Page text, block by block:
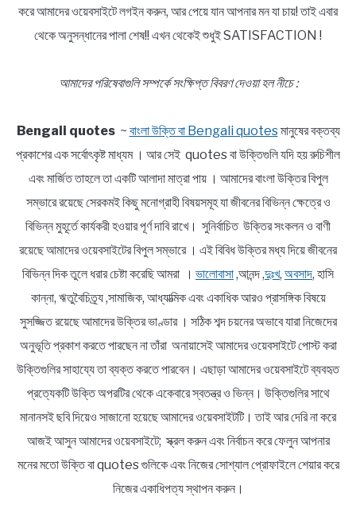
করে আমাদের ওয়েবসাইটে লগইন করুন, আর পেয়ে যান আপনার মন যা চায়! তাই এবার
থেকে অনুসন্ধানের পালা শেষ!! এখন থেকেই শুধুই SATISFACTION !
আমাদের পরিষেবাগুলি সম্পর্কে সংক্ষিপ্ত বিবরণ দেওয়া হল নীচে :
Bengali quotes~ বাংলা উক্তি বা Bengali quotesমানুষের বক্তব্য
প্রকাশের এক সর্বোৎকৃষ্ট মাধ্যম । আর সেই quotes বা উক্তিগুলি যদি হয় রুচিশীল
এবং মার্জিত তাহলে তা একটি আলাদা মাত্রা পায় । আমাদের বাংলা উক্তির বিপুল
সম্ভারে রয়েছে সেরকমই কিছু মনোগ্রাহী বিষয়সমূহ যা জীবনের বিভিন্ন ক্ষেত্রে ও
বিভিন্ন মুহূর্তে কার্যকরী হওয়ার পূর্ণ দাবি রাখে। সুনির্বাচিত উক্তির সংকলন ও বাণী
রয়েছে আমাদের ওয়েবসাইটের বিপুল সম্ভারে । এই বিবিধ উক্তির মধ্য দিয়ে জীবনের
বিভিন্ন দিক তুলে ধরার চেষ্টা করেছি আমরা । ভালোবাসা,আনন্দ ,দুঃখ, অবসাদ, হাসি
কান্না, ঋতুবৈচিত্র্য ,সামাজিক, আধ্যাত্মিক এবং একাধিক আরও প্রাসঙ্গিক বিষয়ে
সুসজ্জিত রয়েছে আমাদের উক্তির ভাণ্ডার । সঠিক শব্দ চয়নের অভাবে যারা নিজেদের
অনুভূতি প্রকাশ করতে পারছেন না তাঁরা অনায়াসেই আমাদের ওয়েবসাইটে পোস্ট করা
উক্তিগুলির সাহায্যে তা ব্যক্ত করতে পারবেন। এছাড়া আমাদের ওয়েবসাইটে ব্যবহৃত
প্রত্যেকটি উক্তি অপরটির থেকে একেবারে স্বতন্ত্র ও ভিন্ন। উক্তিগুলির সাথে
মানানসই ছবি দিয়েও সাজানো হয়েছে আমাদের ওয়েবসাইটটি। তাই আর দেরি না করে
আজই আসুন আমাদের ওয়েবসাইটে; স্ক্রল করুন এবং নির্বাচন করে ফেলুন আপনার
মনের মতো উক্তি বা quotes গুলিকে এবং নিজের সোশ্যাল প্রোফাইলে শেয়ার করে
নিজের একাধিপত্য স্থাপন করুন।